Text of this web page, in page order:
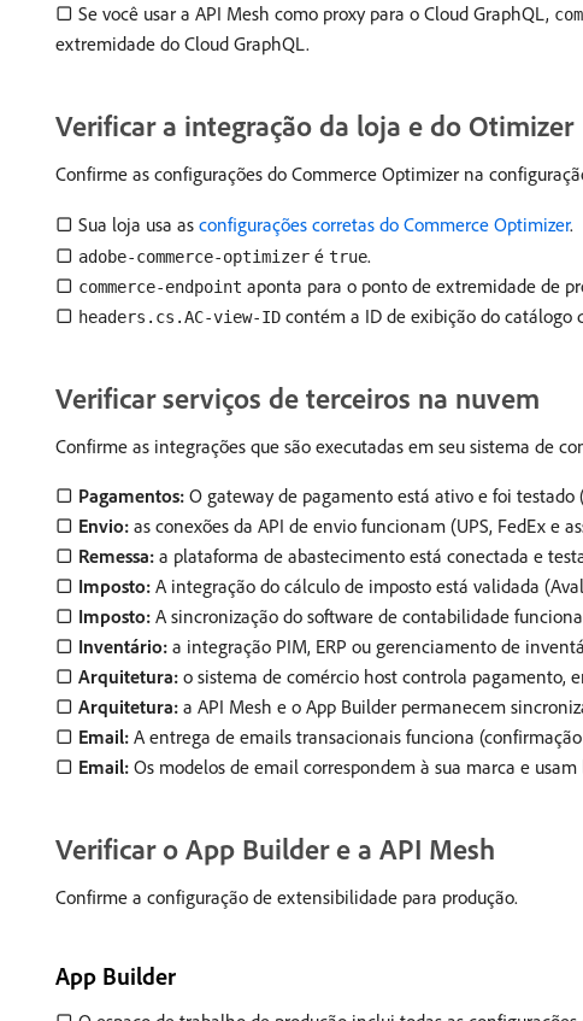
▢ Se você usar a API Mesh como proxy para o Cloud GraphQL,
extremidade do Cloud GraphQL.
Verificar a integração da loja e do Otimizer
Confirme as configurações do Commerce Optimizer na
▢ Sua loja usa as configurações corretas do Commerce Optimizer.
▢ adobe-commerce-optimizer é true.
▢ commerce-endpoint aponta para o ponto de extremidade de
▢ headers.cs.AC-view-ID contém a ID de exibição do catálogo
Verificar serviços de terceiros na nuvem
Confirme as integrações que são executadas em seu sistema de
▢ Pagamentos: O gateway de pagamento está ativo e foi testado
▢ Envio: as conexões da API de envio funcionam (UPS, FedEx e
▢ Remessa: a plataforma de abastecimento está conectada e
▢ Imposto: A integração do cálculo de imposto está validada
▢ Imposto: A sincronização do software de contabilidade
▢ Inventário: a integração PIM, ERP ou gerenciamento de
▢ Arquitetura: o sistema de comércio host controla pagamento,
▢ Arquitetura: a API Mesh e o App Builder permanecem
▢ Email: A entrega de emails transacionais funciona
▢ Email: Os modelos de email correspondem à sua marca e
Verificar o App Builder e a API Mesh
Confirme a configuração de extensibilidade para produção.
App Builder